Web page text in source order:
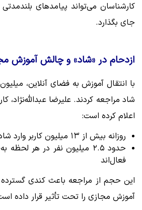
کارشناسان می‌تواند پیامدهای
جای بگذارد.
ازدحام در «شاد» و چالش آموزش
با انتقال آموزش به فضای آنلاین،
شاد مراجعه کردند. علیرضا عبدالله‌نژاد،
اعلام کرده است:
روزانه بیش از ۱۳ میلیون کاربر وارد شاد می‌شوند
حدود ۲.۵ میلیون نفر در هر
فعال‌اند
این حجم از مراجعه باعث کندی
آموزش مجازی را تحت تأثیر قرار داده